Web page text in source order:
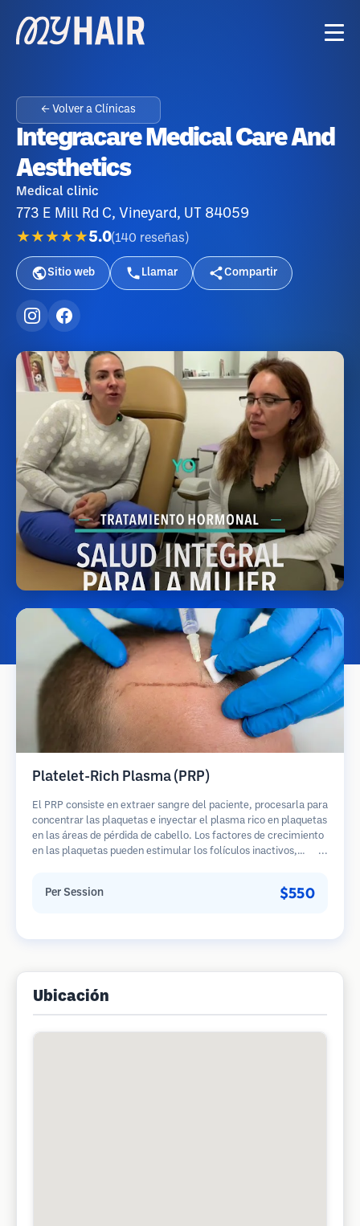
← Volver a Clínicas
Integracare Medical Care And
Aesthetics
Medical clinic
773 E Mill Rd C, Vineyard, UT 84059
★★★★★5.0(140 reseñas )
Sitio web Llamar Compartir
Platelet-Rich Plasma (PRP)
El PRP consiste en extraer sangre del paciente, procesarla para
concentrar las plaquetas e inyectar el plasma rico en plaquetas
en las áreas de pérdida de cabello. Los factores de crecimiento
en las plaquetas pueden estimular los folículos inactivos,
sesiones.
Per Session $550
Ubicación